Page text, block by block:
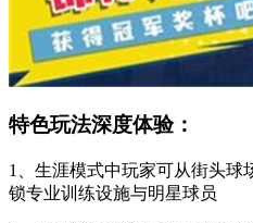
特色玩法深度体验：
1、生涯模式中玩家可从街头球
锁专业训练设施与明星球员